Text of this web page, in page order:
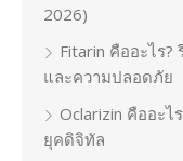
2026)
Fitarin คืออะไร
และความปลอดภัย
Oclarizin คืออะ
ยุคดิจิทัล